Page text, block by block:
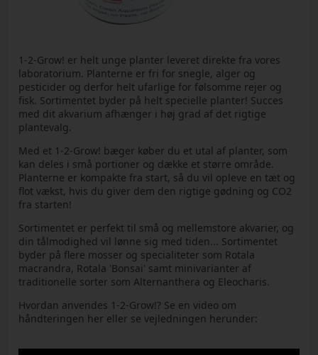
1-2-Grow! er helt unge planter leveret direkte fra vores
laboratorium. Planterne er fri for snegle, alger og
pesticider og derfor helt ufarlige for følsomme rejer og
fisk. Sortimentet byder på helt specielle planter! Succes
med dit akvarium afhænger i høj grad af det rigtige
plantevalg.
Med et 1-2-Grow! bæger køber du et utal af planter, som
kan deles i små portioner og dække et større område.
Planterne er kompakte fra start, så du vil opleve en tæt og
flot vækst, hvis du giver dem den rigtige gødning og CO2
fra starten!
Sortimentet er perfekt til små og mellemstore akvarier, og
din tålmodighed vil lønne sig med tiden... Sortimentet
byder på flere mosser og specialiteter som Rotala
macrandra, Rotala 'Bonsai' samt minivarianter af
traditionelle sorter som Alternanthera og Eleocharis.
Hvordan anvendes 1-2-Grow!? Se en video om
håndteringen her eller se vejledningen herunder: